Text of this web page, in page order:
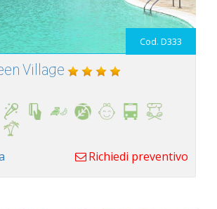
Cod. D333
Village
Richiedi preventivo